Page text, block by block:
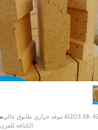
Al2O3 38- 42٪ موقد حراري طابوق عالي
الكثافة